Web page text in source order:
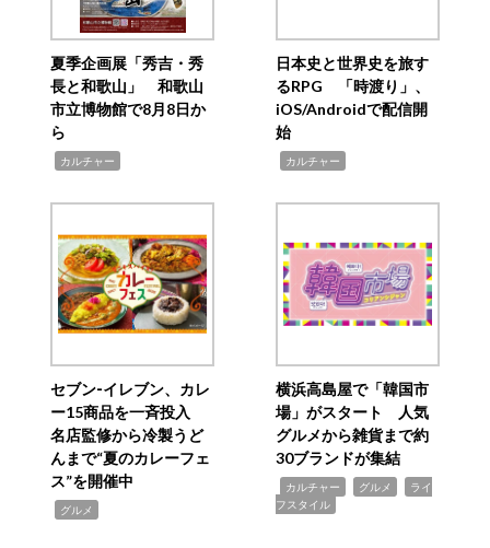
夏季企画展「秀吉・秀
長と和歌山」 和歌山
市立博物館で8月8日か
ら
カルチャー
日本史と世界史を旅す
るRPG 「時渡り」、
iOS/Androidで配信開
始
カルチャー
セブン‐イレブン、カレ
ー15商品を一斉投入
名店監修から冷製うど
んまで“夏のカレーフェ
ス”を開催中
グルメ
横浜高島屋で「韓国市
場」がスタート 人気
グルメから雑貨まで約
30ブランドが集結
カルチャー グルメ
ライ
フスタイル